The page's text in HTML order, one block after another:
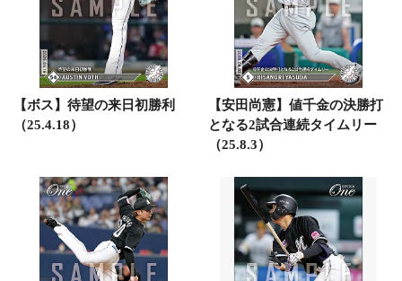
【ボス】待望の来日初勝利
（25.4.18）
【安田尚憲】値千金の決勝打
となる2試合連続タイムリー
（25.8.3）